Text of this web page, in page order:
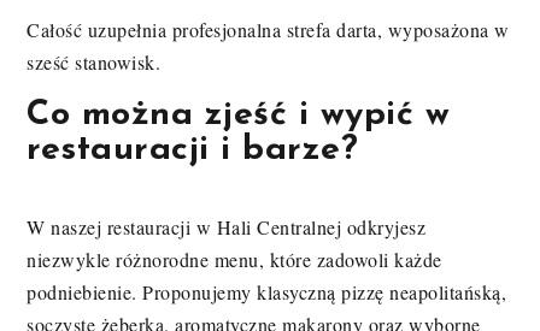
Całość uzupełnia profesjonalna strefa darta, wyposażona w
sześć stanowisk.
Co można zjeść i wypić w
restauracji i barze?
W naszej restauracji w Hali Centralnej odkryjesz
niezwykle różnorodne menu, które zadowoli każde
podniebienie. Proponujemy klasyczną pizzę neapolitańską,
soczyste żeberka, aromatyczne makarony oraz wyborne